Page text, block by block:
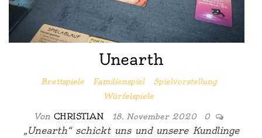
Unearth
Brettspiele Familienspiel
Spielvorstellung
Würfelspiele
Von CHRISTIAN 18. November 2020 0
„Unearth“ schickt uns und unsere Kundlinge